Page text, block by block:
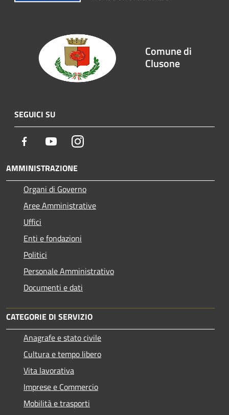
Comune di
Clusone
SEGUICI SU
Facebook YoutubeInstagram
AMMINISTRAZIONE
Organi di Governo
Aree Amministrative
Uffici
Enti e fondazioni
Politici
Personale Amministrativo
Documenti e dati
CATEGORIE DI SERVIZIO
Anagrafe e stato civile
Cultura e tempo libero
Vita lavorativa
Imprese e Commercio
Mobilità e trasporti